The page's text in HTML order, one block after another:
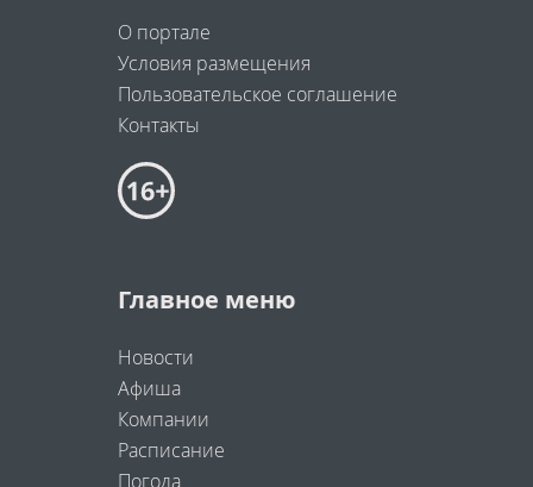
О портале
Условия размещения
Пользовательское соглашение
Контакты
Главное меню
Новости
Афиша
Компании
Расписание
Погода